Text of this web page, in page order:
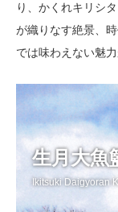
り、かくれキリシ
が織りなす絶景、
では味わえない魅
生月大魚
Ikitsuki Daigyoran